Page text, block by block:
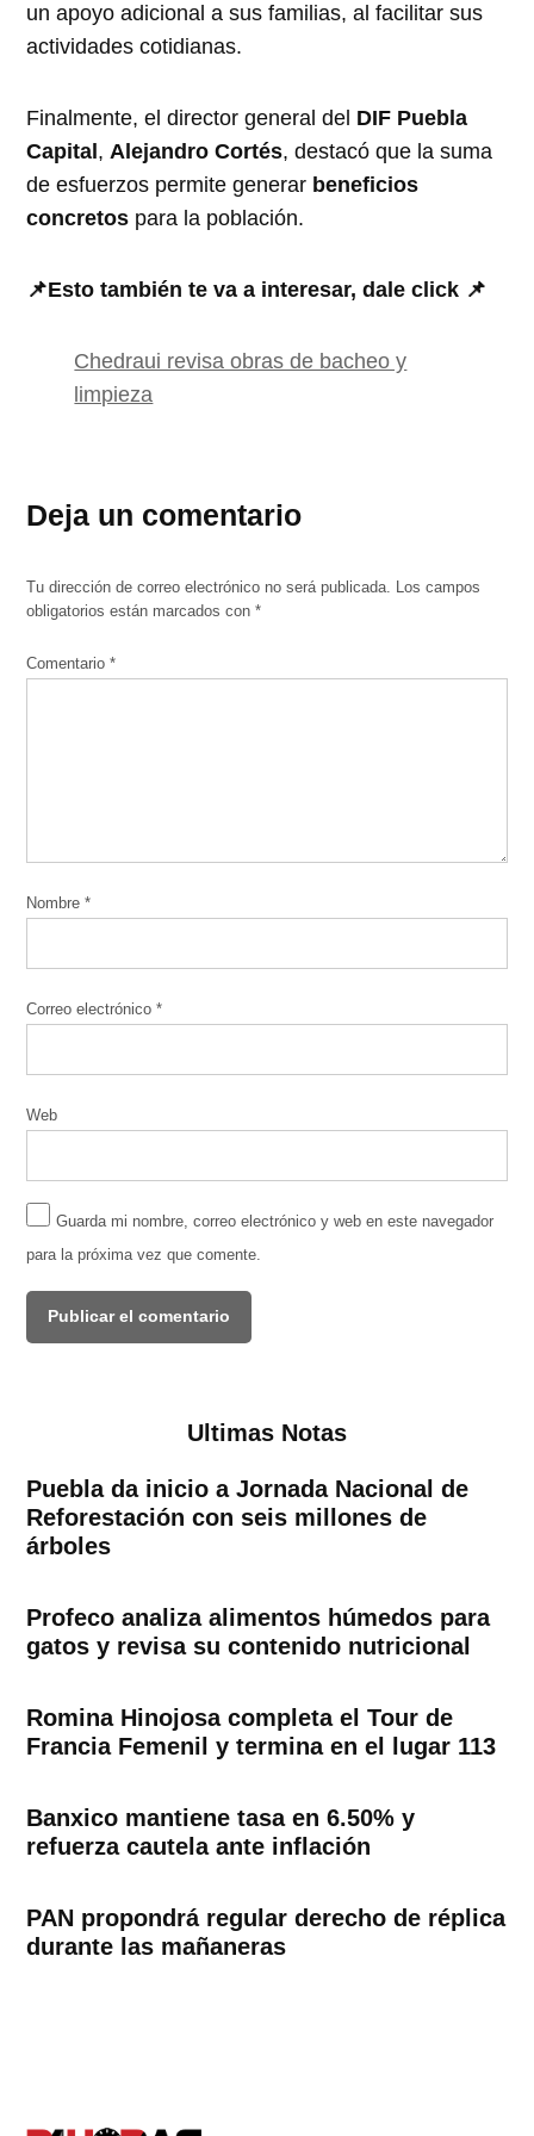
un apoyo adicional a sus familias, al facilitar sus
actividades cotidianas.
Finalmente, el director general del DIF Puebla
Capital, Alejandro Cortés, destacó que la suma
de esfuerzos permite generar beneficios
concretos para la población.
📌Esto también te va a interesar, dale click 📌
Chedraui revisa obras de bacheo y
limpieza
Deja un comentario
Tu dirección de correo electrónico no será publicada. Los campos
obligatorios están marcados con*
Comentario*
Nombre*
Correo electrónico*
Web
Guarda mi nombre, correo electrónico y web en este navegador
para la próxima vez que comente.
Ultimas Notas
Puebla da inicio a Jornada Nacional de
Reforestación con seis millones de
árboles
Profeco analiza alimentos húmedos para
gatos y revisa su contenido nutricional
Romina Hinojosa completa el Tour de
Francia Femenil y termina en el lugar 113
Banxico mantiene tasa en 6.50% y
refuerza cautela ante inflación
PAN propondrá regular derecho de réplica
durante las mañaneras